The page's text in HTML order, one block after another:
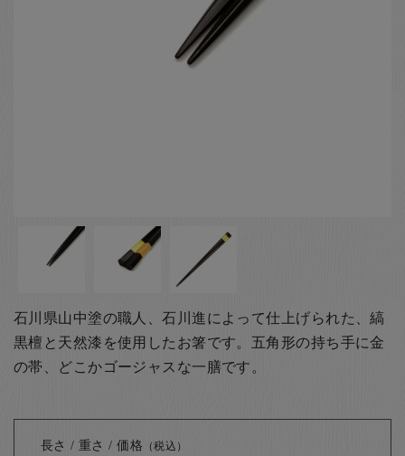
石川県山中塗の職人、石川進によって仕上げられた、縞
黒檀と天然漆を使用したお箸です。五角形の持ち手に金
の帯、どこかゴージャスな一膳です。
長さ / 重さ / 価格 （税込）